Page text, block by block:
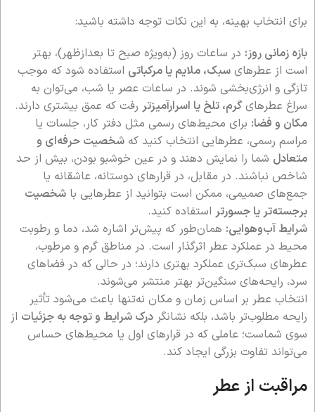
برای انتخاب بهینه، به این نکات توجه داشته باشید:
بازه زمانی روز: در ساعات روز (به‌ویژه صبح تا بعدازظهر)، بهتر
است از عطرهای سبک، ملایم یا مرکباتی استفاده شود که موجب
تازگی و انرژی‌بخشی شوند. در ساعات عصر یا شب، می‌توان به
سراغ عطرهای گرم، تلخ یا اسرارآمیزتر رفت که عمق بیشتری دارند.
مکان و فضا: برای محیط‌های رسمی مثل دفتر کار، جلسات یا
مراسم رسمی، عطرهایی انتخاب کنید که شخصیت حرفه‌ای و
متعادل شما را نمایش دهند و در عین خوشبو بودن، بیش از حد
شاخص نباشند. در مقابل، در قرارهای دوستانه، عاشقانه یا
جمع‌های صمیمی، ممکن است بتوانید از عطرهایی با شخصیت
برجسته‌تر یا جسورتر استفاده کنید.
شرایط آب‌و‌هوایی: همان‌طور که پیش‌تر اشاره شد، دما و رطوبت
محیط در عملکرد عطر اثرگذار است. در مناطق گرم و مرطوب،
عطرهای سبک‌تری عملکرد بهتری دارند؛ در حالی که در فضاهای
سرد، رایحه‌های سنگین‌تر بهتر منتشر می‌شوند.
انتخاب عطر بر اساس زمان و مکان نه‌تنها باعث می‌شود تأثیر
رایحه مطلوب‌تر باشد، بلکه نشانگر درک شرایط و توجه به جزئیات از
سوی شماست؛ عاملی که در قرارهای اول یا محیط‌های حساس
می‌تواند تفاوت بزرگی ایجاد کند.
مراقبت از عطر